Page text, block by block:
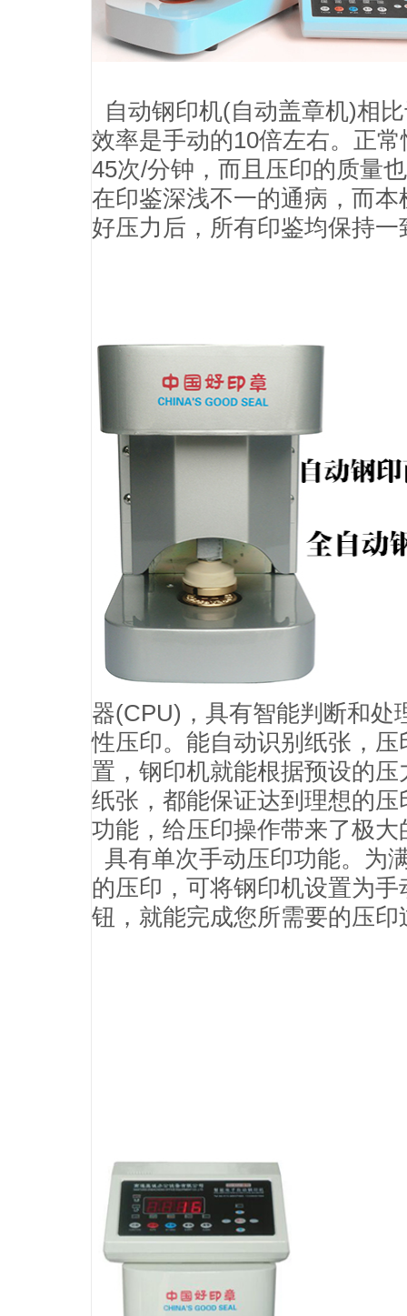
自动钢印机(自动盖章机)相
效率是手动的10倍左右。正
45次/分钟，而且压印的质量
在印鉴深浅不一的通病，而
好压力后，所有印鉴均保持一
器(CPU)，具有智能判断和处
性压印。能自动识别纸张，
置，钢印机就能根据预设的
纸张，都能保证达到理想的
功能，给压印操作带来了极大
具有单次手动压印功能。为
的压印，可将钢印机设置为
钮，就能完成您所需要的压印